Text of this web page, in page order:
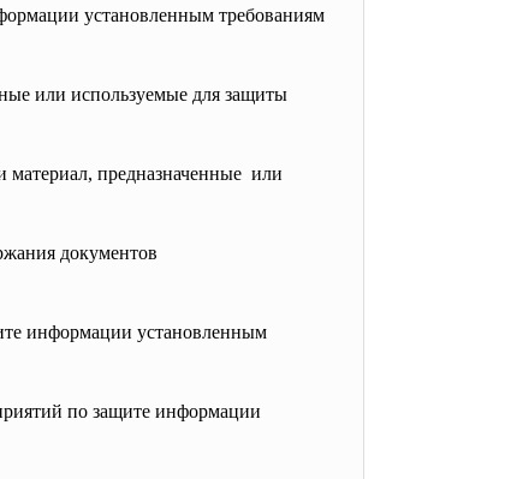
установленным требованиям
или используемые для защиты
материал, предназначенные или
документов
информации установленным
по защите информации